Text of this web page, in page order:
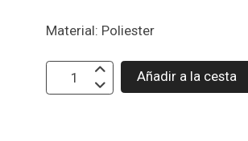
Material: Poliester
Añadir a la cesta